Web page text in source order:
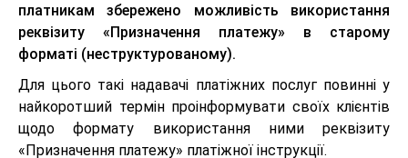
платникам збережено можливість використання
реквізиту «Призначення платежу» в старому
форматі (неструктурованому).
Для цього такі надавачі платіжних послуг повинні у
найкоротший термін проінформувати своїх клієнтів
щодо формату використання ними реквізиту
«Призначення платежу» платіжної інструкції.